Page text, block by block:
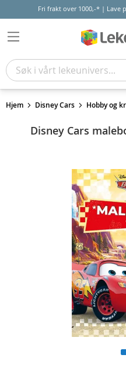
Fri frakt over 1000,-* | Lave
Hjem Disney Cars Hobby og
Disney Cars